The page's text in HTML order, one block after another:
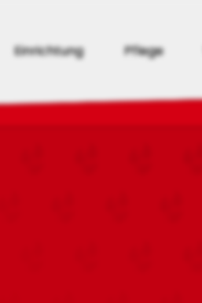
Einrichtung Pflege